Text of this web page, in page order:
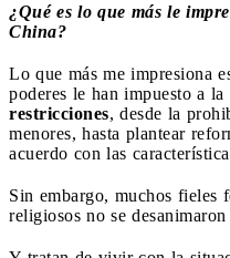
¿Qué es lo que más le
China?
Lo que más me impresiona
poderes le han impuesto a
restricciones, desde la
menores, hasta plantear
acuerdo con las
Sin embargo, muchos fieles
religiosos no se